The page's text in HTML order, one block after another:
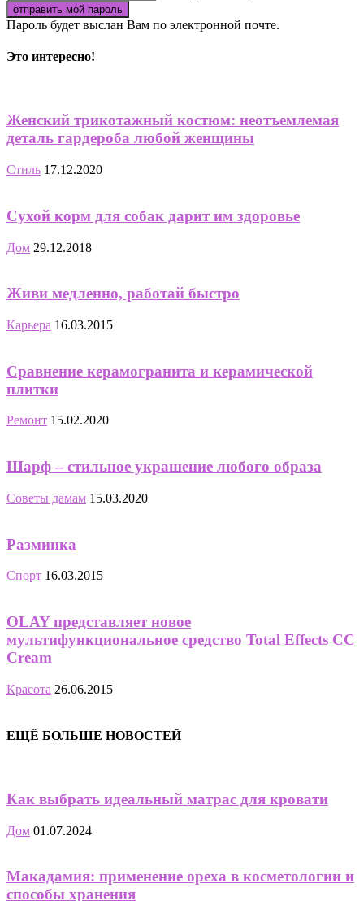
Пароль будет выслан Вам по электронной почте.
Это интересно!
Женский трикотажный костюм: неотъемлемая
деталь гардероба любой женщины
Стиль 17.12.2020
Сухой корм для собак дарит им здоровье
Дом 29.12.2018
Живи медленно, работай быстро
Карьера 16.03.2015
Сравнение керамогранита и керамической
плитки
Ремонт 15.02.2020
Шарф – стильное украшение любого образа
Советы дамам 15.03.2020
Разминка
Спорт 16.03.2015
OLAY представляет новое
мультифункциональное средство Total Effects CC
Cream
Красота 26.06.2015
ЕЩЁ БОЛЬШЕ НОВОСТЕЙ
Как выбрать идеальный матрас для кровати
Дом 01.07.2024
Макадамия: применение ореха в косметологии и
способы хранения